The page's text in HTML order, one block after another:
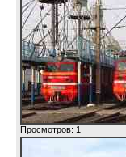
Просмотров: 1